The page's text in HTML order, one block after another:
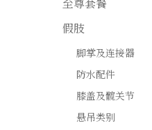
至尊套餐
假肢
脚掌及连接器
防水配件
膝盖及髋关节
悬吊类别